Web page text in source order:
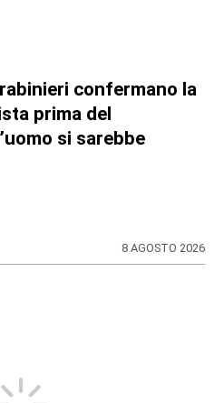
confermano la
prima del
si sarebbe
8 AGOSTO 2026